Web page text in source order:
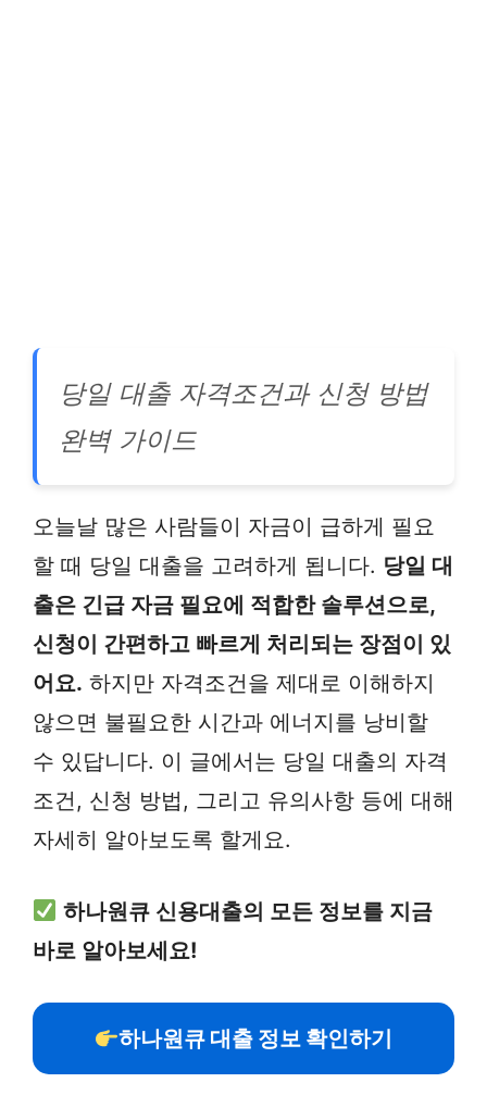
당일 대출 자격조건과 신청 방법
완벽 가이드
오늘날 많은 사람들이 자금이 급하게 필요
할 때 당일 대출을 고려하게 됩니다. 당일 대
출은 긴급 자금 필요에 적합한 솔루션으로,
신청이 간편하고 빠르게 처리되는 장점이 있
어요. 하지만 자격조건을 제대로 이해하지
않으면 불필요한 시간과 에너지를 낭비할
수 있답니다. 이 글에서는 당일 대출의 자격
조건, 신청 방법, 그리고 유의사항 등에 대해
자세히 알아보도록 할게요.
하나원큐 신용대출의 모든 정보를 지금
바로 알아보세요!
하나원큐 대출 정보 확인하기